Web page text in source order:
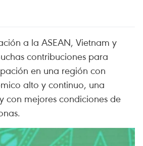
a la ASEAN, Vietnam y
contribuciones para
en una región con
alto y continuo, una
con mejores condiciones de